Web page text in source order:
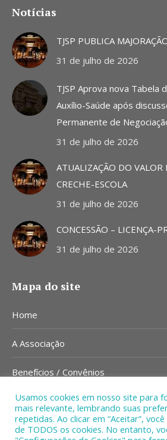
opens
in
new
window
opens
new
window
opens
new
window
Notícias
TJSP PUBLICA
31 de julho de 2026
TJSP Aprova nova Tabela
Auxílio-Saúde após
Permanente de
31 de julho de 2026
ATUALIZAÇÃO DO VALOR
CRECHE-ESCOLA
31 de julho de 2026
CONCESSÃO – LICENÇA-
31 de julho de 2026
Mapa do site
Home
A Associação
Benefícios / Convênios
Notícias
Contato
Usamos cookies em nosso site para
mais relevante, lembrando suas
repetidas. Ao clicar em “Aceitar”,
de TODOS os cookies. No entanto,